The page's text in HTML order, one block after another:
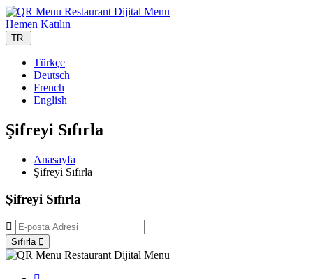
Hemen Katılın
TR
Türkçe
Deutsch
French
English
Şifreyi Sıfırla
Anasayfa
Şifreyi Sıfırla
Şifreyi Sıfırla
Sıfırla